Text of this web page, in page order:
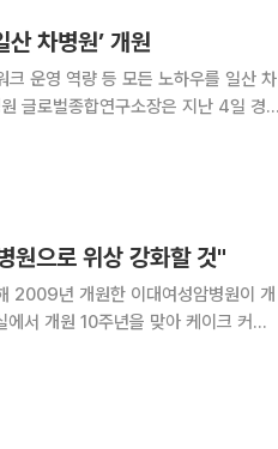
산 차병원’ 개원
운영 역량 등 모든 노하우를 일산 차
글로벌종합연구소장은 지난 4일 경
10년 전
원으로 위상 강화할 것"
2009년 개원한 이대여성암병원이 개
서 개원 10주년을 맞아 케이크 커팅
암병원장을